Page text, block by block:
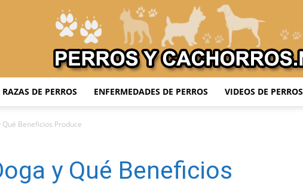
RAZAS DE PERROS ENFERMEDADES DE PERROS VIDEOS DE PERROS
Qué Beneficios Produce
y Qué Beneficios